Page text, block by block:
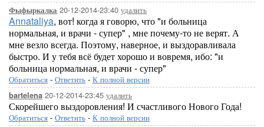
Фыфыркалка 20-12-2014-23:40 удалить
Annataliya, вот! когда я говорю, что "и больница
нормальная, и врачи - супер" , мне почему-то не верят. А
мне везло всегда. Поэтому, наверное, и выздоравливала
быстро. И у тебя всё будет хорошо и вовремя, ибо: "и
больница нормальная, и врачи - супер"
Обратиться - Ответить - К полной версии
bartelena 20-12-2014-23:45 удалить
Скорейшего выздоровления! И счастливого Нового Года!
Обратиться - Ответить - К полной версии